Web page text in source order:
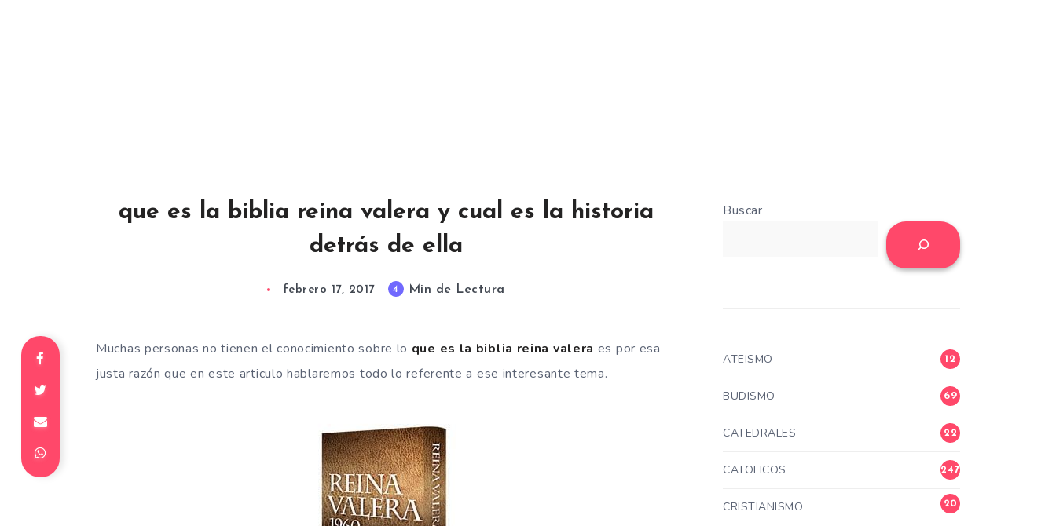
que es la biblia reina valera y cual es la historia
detrás de ella
febrero 17, 2017 4 Min de Lectura
Muchas personas no tienen el conocimiento sobre lo que es la biblia reina valera es por esa
justa razón que en este articulo hablaremos todo lo referente a ese interesante tema.
Buscar
ATEISMO 12
BUDISMO 69
CATEDRALES 22
CATOLICOS 247
CRISTIANISMO
20